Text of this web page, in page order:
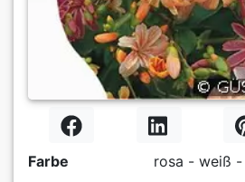
Farbe
rosa - weiß